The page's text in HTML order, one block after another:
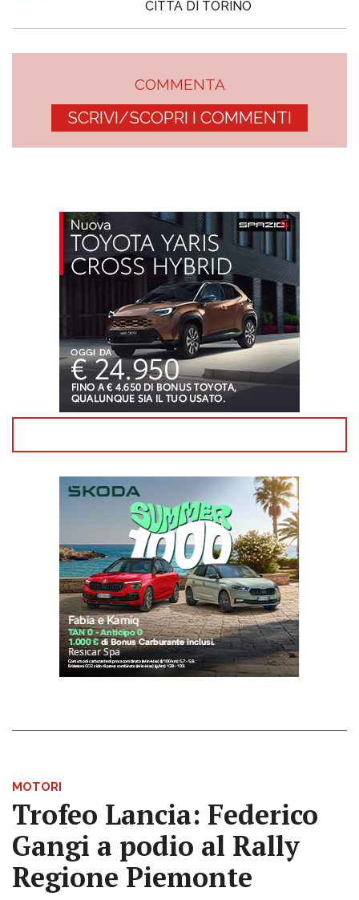
CITTÀ DI TORINO
COMMENTA
SCRIVI/SCOPRI I COMMENTI
MOTORI
Trofeo Lancia: Federico
Gangi a podio al Rally
Regione Piemonte